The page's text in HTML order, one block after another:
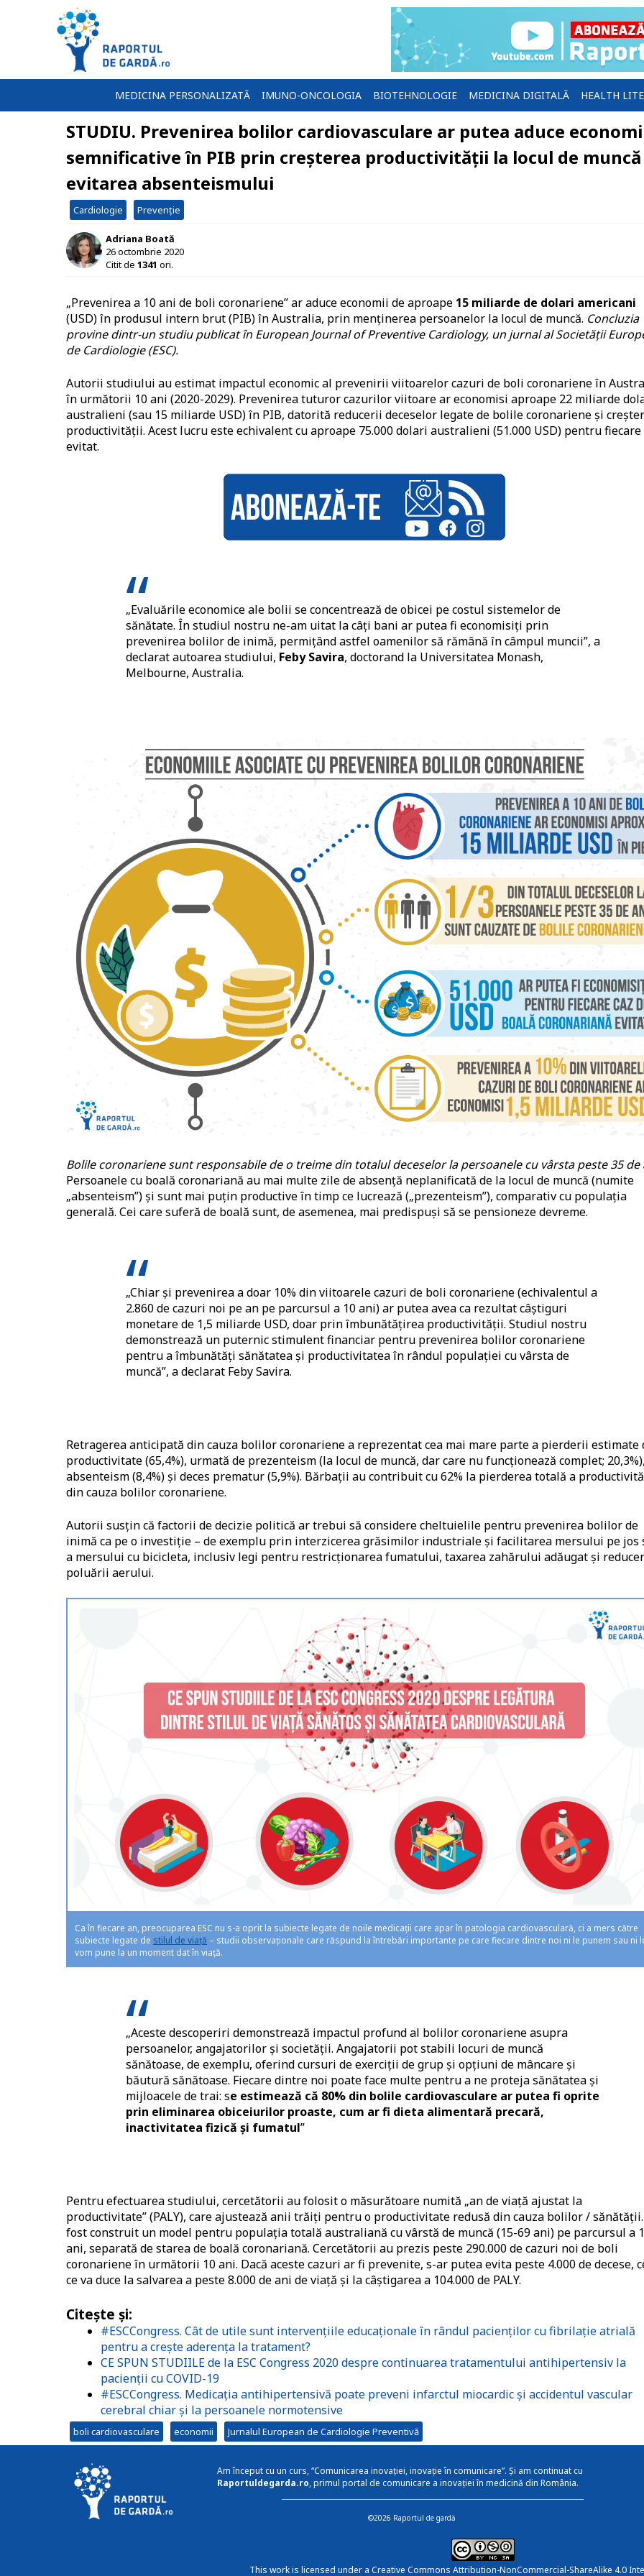
MEDICINA PERSONALIZATĂ IMUNO-ONCOLOGIA BIOTEHNOLOGIE MEDICINA DIGITALĂ HEALTH
STUDIU. Prevenirea bolilor cardiovasculare ar putea aduce
semnificative în PIB prin creșterea productivității la locul de
evitarea absenteismului
Cardiologie Prevenție
Adriana Boată
26 octombrie 2020
Citit de 1341 ori.
„Prevenirea a 10 ani de boli coronariene” ar aduce economii de aproape 15 miliarde de dolari americani
(USD) în produsul intern brut (PIB) în Australia, prin menținerea persoanelor la locul de muncă. Concluzia
provine dintr-un studiu publicat în European Journal of Preventive Cardiology, un jurnal al Societății
de Cardiologie (ESC).
Autorii studiului au estimat impactul economic al prevenirii viitoarelor cazuri de boli coronariene în
în următorii 10 ani (2020-2029). Prevenirea tuturor cazurilor viitoare ar economisi aproape 22 miliarde
australieni (sau 15 miliarde USD) în PIB, datorită reducerii deceselor legate de bolile coronariene și
productivității. Acest lucru este echivalent cu aproape 75.000 dolari australieni (51.000 USD) pentru fiecare
evitat.
„Evaluările economice ale bolii se concentrează de obicei pe costul sistemelor de
sănătate. În studiul nostru ne-am uitat la câți bani ar putea fi economisiți prin
prevenirea bolilor de inimă, permițând astfel oamenilor să rămână în câmpul muncii”, a
declarat autoarea studiului, Feby Savira, doctorand la Universitatea Monash,
Melbourne, Australia.
Bolile coronariene sunt responsabile de o treime din totalul deceselor la persoanele cu vârsta peste 35 de
Persoanele cu boală coronariană au mai multe zile de absență neplanificată de la locul de muncă (numite
„absenteism”) și sunt mai puțin productive în timp ce lucrează („prezenteism”), comparativ cu populația
generală. Cei care suferă de boală sunt, de asemenea, mai predispuși să se pensioneze devreme.
„Chiar și prevenirea a doar 10% din viitoarele cazuri de boli coronariene (echivalentul a
2.860 de cazuri noi pe an pe parcursul a 10 ani) ar putea avea ca rezultat câștiguri
monetare de 1,5 miliarde USD, doar prin îmbunătățirea productivității. Studiul nostru
demonstrează un puternic stimulent financiar pentru prevenirea bolilor coronariene
pentru a îmbunătăți sănătatea și productivitatea în rândul populației cu vârsta de
muncă”, a declarat Feby Savira.
Retragerea anticipată din cauza bolilor coronariene a reprezentat cea mai mare parte a pierderii estimate
productivitate (65,4%), urmată de prezenteism (la locul de muncă, dar care nu funcționează complet;
absenteism (8,4%) și deces prematur (5,9%). Bărbații au contribuit cu 62% la pierderea totală a
din cauza bolilor coronariene.
Autorii susțin că factorii de decizie politică ar trebui să considere cheltuielile pentru prevenirea bolilor de
inimă ca pe o investiție – de exemplu prin interzicerea grăsimilor industriale și facilitarea mersului pe jos
a mersului cu bicicleta, inclusiv legi pentru restricționarea fumatului, taxarea zahărului adăugat și
poluării aerului.
Ca în fiecare an, preocuparea ESC nu s-a oprit la subiecte legate de noile medicații care apar în patologia cardiovasculară, ci a mers către
subiecte legate de stilul de viață – studii observaționale care răspund la întrebări importante pe care fiecare dintre noi ni le punem sau ni
vom pune la un moment dat în viață.
„Aceste descoperiri demonstrează impactul profund al bolilor coronariene asupra
persoanelor, angajatorilor și societății. Angajatorii pot stabili locuri de muncă
sănătoase, de exemplu, oferind cursuri de exerciții de grup și opțiuni de mâncare și
băutură sănătoase. Fiecare dintre noi poate face multe pentru a ne proteja sănătatea și
mijloacele de trai: se estimează că 80% din bolile cardiovasculare ar putea fi oprite
prin eliminarea obiceiurilor proaste, cum ar fi dieta alimentară precară,
inactivitatea fizică și fumatul”
Pentru efectuarea studiului, cercetătorii au folosit o măsurătoare numită „an de viață ajustat la
productivitate” (PALY), care ajustează anii trăiți pentru o productivitate redusă din cauza bolilor /
fost construit un model pentru populația totală australiană cu vârstă de muncă (15-69 ani) pe parcursul a
ani, separată de starea de boală coronariană. Cercetătorii au prezis peste 290.000 de cazuri noi de boli
coronariene în următorii 10 ani. Dacă aceste cazuri ar fi prevenite, s-ar putea evita peste 4.000 de decese,
ce va duce la salvarea a peste 8.000 de ani de viață și la câștigarea a 104.000 de PALY.
Citește și:
#ESCCongress. Cât de utile sunt intervențiile educaționale în rândul pacienților cu fibrilație atrială
pentru a crește aderența la tratament?
CE SPUN STUDIILE de la ESC Congress 2020 despre continuarea tratamentului antihipertensiv la
pacienții cu COVID-19
#ESCCongress. Medicația antihipertensivă poate preveni infarctul miocardic și accidentul vascular
cerebral chiar și la persoanele normotensive
boli cardiovasculare economii Jurnalul European de Cardiologie Preventivă
Am început cu un curs, “Comunicarea inovației, inovație în comunicare”. Și am continuat cu
Raportuldegarda.ro, primul portal de comunicare a inovației în medicină din România.
©2026 Raportul de gardă
This work is licensed under a Creative Commons Attribution-NonCommercial-ShareAlike 4.0